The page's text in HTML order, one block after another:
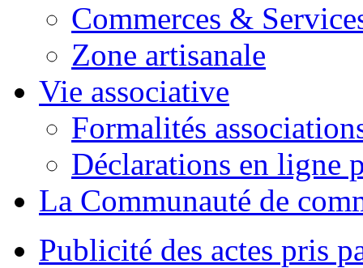
Commerces &
Zone artisanale
Vie associative
Formalités
Déclarations en ligne
La Communauté de
Publicité des actes pris